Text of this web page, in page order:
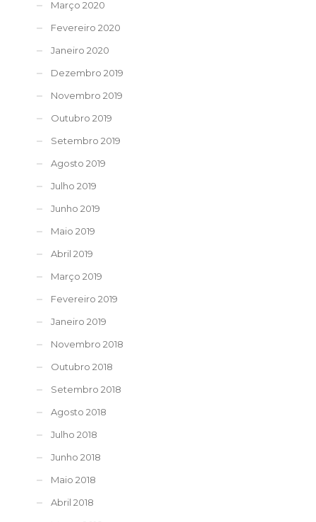
Março 2020
Fevereiro 2020
Janeiro 2020
Dezembro 2019
Novembro 2019
Outubro 2019
Setembro 2019
Agosto 2019
Julho 2019
Junho 2019
Maio 2019
Abril 2019
Março 2019
Fevereiro 2019
Janeiro 2019
Novembro 2018
Outubro 2018
Setembro 2018
Agosto 2018
Julho 2018
Junho 2018
Maio 2018
Abril 2018